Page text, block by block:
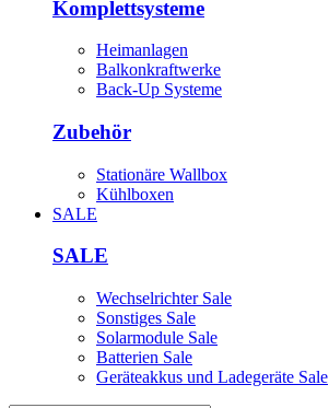
Komplettsysteme
Heimanlagen
Balkonkraftwerke
Back-Up Systeme
Zubehör
Stationäre Wallbox
Kühlboxen
SALE
SALE
Wechselrichter Sale
Sonstiges Sale
Solarmodule Sale
Batterien Sale
Geräteakkus und Ladegeräte Sale